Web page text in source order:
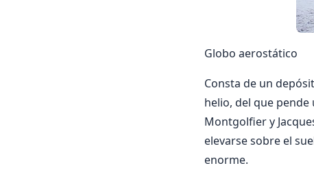
Globo aerostático
Consta de un
helio, del que pende
Montgolfier y
elevarse sobre el
enorme.